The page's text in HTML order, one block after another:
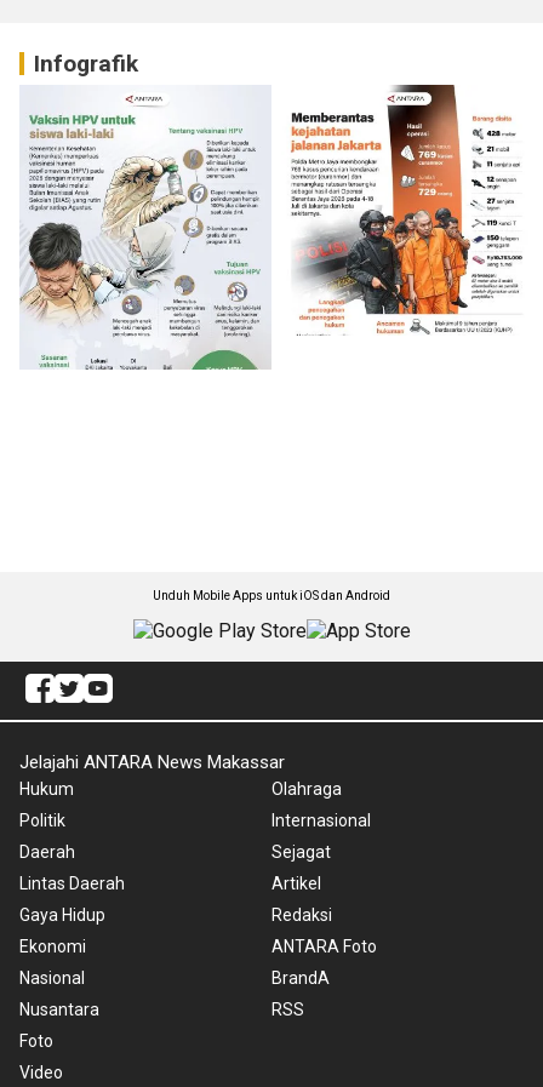
Infografik
Unduh Mobile Apps untuk iOS dan Android
Jelajahi ANTARA News Makassar
Hukum
Politik
Daerah
Lintas Daerah
Gaya Hidup
Ekonomi
Nasional
Nusantara
Foto
Video
Olahraga
Internasional
Sejagat
Artikel
Redaksi
ANTARA Foto
BrandA
RSS